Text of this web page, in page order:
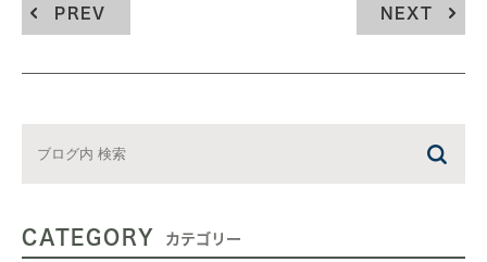
PREV NEXT
CATEGORY カテゴリー